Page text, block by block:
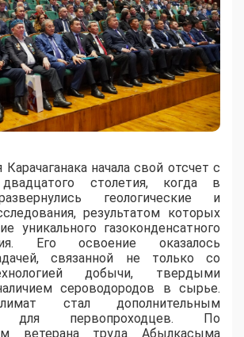
начала свой отсчет с
столетия, когда в
геологические и
результатом которых
уникального газоконденсатного
Его освоение оказалось
связанной не только со
добычи, твердыми
сероводородов в сырье.
стал дополнительным
для первопроходцев. По
ветерана труда Абылкасыма